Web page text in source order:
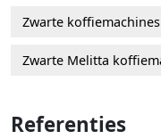
Zwarte koffiemachines
Zwarte Melitta
Referenties